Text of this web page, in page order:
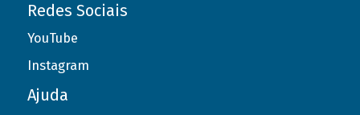
Redes Sociais
YouTube
Instagram
Ajuda